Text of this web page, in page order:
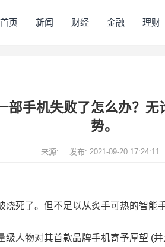
首页 新闻 财经 金融 理财
部手机失败了怎么办？
势。
来源: 发布: 2021-09-20 17:24:11
死了。但不足以从炙手可热的智能
级人物对其首款品牌手机寄予厚望 (